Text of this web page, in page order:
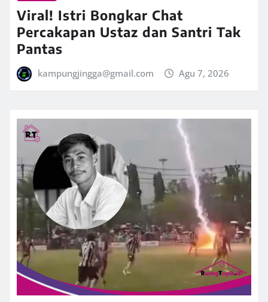
Viral! Istri Bongkar Chat
Percakapan Ustaz dan Santri Tak
Pantas
kampungjingga@gmail.com Agu 7, 2026